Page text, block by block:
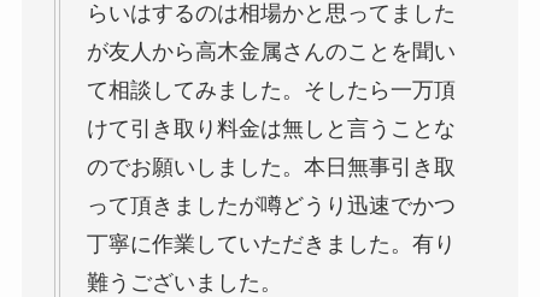
らいはするのは相場かと思ってました
が友人から高木金属さんのことを聞い
て相談してみました。そしたら一万頂
けて引き取り料金は無しと言うことな
のでお願いしました。本日無事引き取
って頂きましたが噂どうり迅速でかつ
丁寧に作業していただきました。有り
難うございました。